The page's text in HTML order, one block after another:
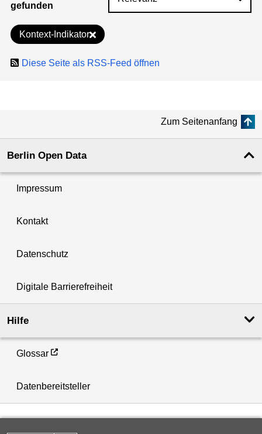
gefunden
Kontext-Indikator
Diese Seite als RSS-Feed öffnen
Zum Seitenanfang
Berlin Open Data
Impressum
Kontakt
Datenschutz
Digitale Barrierefreiheit
Hilfe
Glossar
Datenbereitsteller